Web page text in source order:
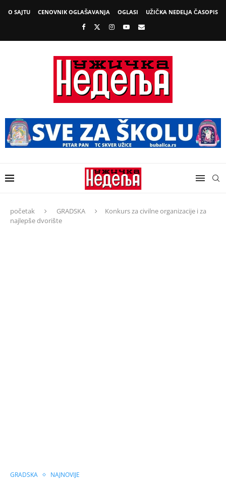
O SAJTU CENOVNIK OGLAŠAVANJA OGLASI UŽIČKA NEDELJA ČASOPIS
početak GRADSKA
Konkurs za civilne organizacije i za
najlepše dvorište
GRADSKA NAJNOVIJE